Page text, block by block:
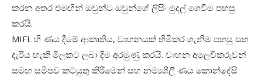
කරන අතර එමඟින් ඔවුන්ට ඔවුන්ගේ ලීසිං මුදල් ගෙවීම පහසු
කරයි.
MIFL හි ණය දීමේ ආකෘතිය, වාහනයක් හිමිකර ගැනීම පහසු සහ
දැරිය හැකි මිලකට ලබා දීම අරමුණු කරයි. වාහන අලෙවිකරුවන්
සමඟ සමීපව කටයුතු කිරීමෙන් සහ නම්‍යශීලී ණය කොන්දේසි